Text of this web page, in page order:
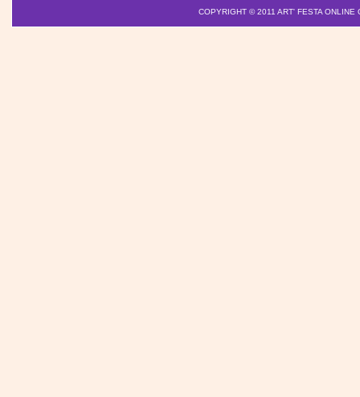
COPYRIGHT © 2011 ART' FESTA ONLINE